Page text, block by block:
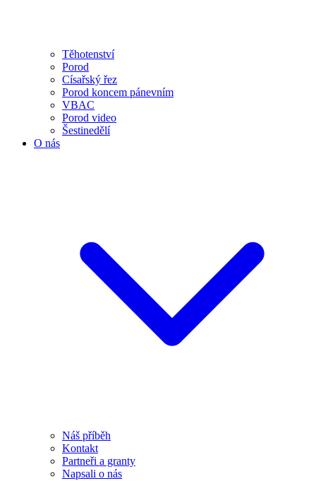
Těhotenství
Porod
Císařský řez
Porod koncem pánevním
VBAC
Porod video
Šestinedělí
O nás
Náš příběh
Kontakt
Partneři a granty
Napsali o nás